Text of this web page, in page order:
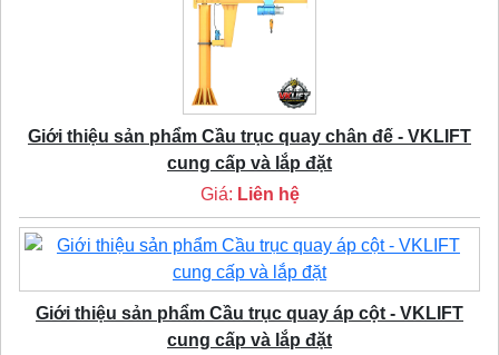
Giới thiệu sản phẩm Cầu trục quay chân đế - VKLIFT
cung cấp và lắp đặt
Giá: Liên hệ
Giới thiệu sản phẩm Cầu trục quay áp cột - VKLIFT
cung cấp và lắp đặt